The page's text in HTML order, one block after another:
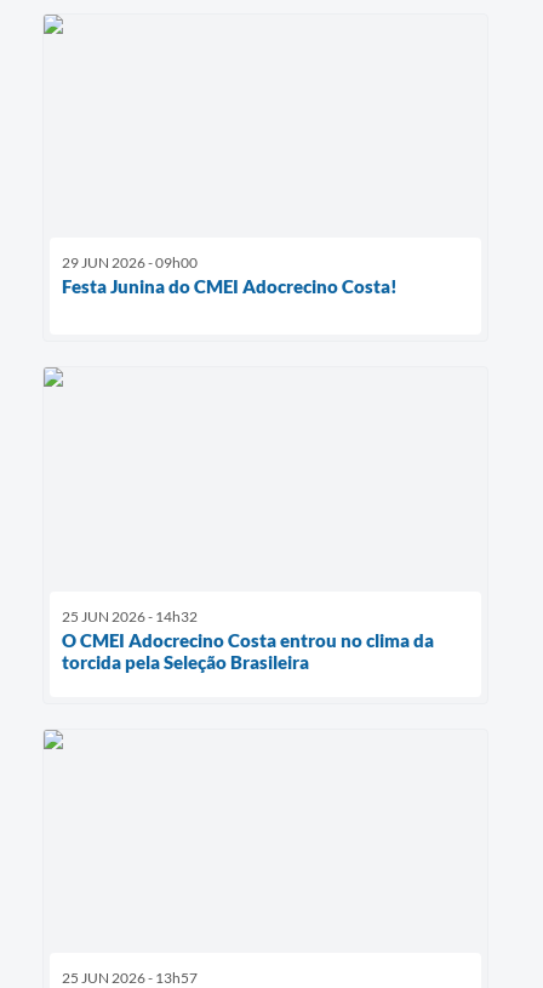
29 JUN 2026 - 09h00
Festa Junina do CMEI Adocrecino Costa!
25 JUN 2026 - 14h32
O CMEI Adocrecino Costa entrou no clima da
torcida pela Seleção Brasileira
25 JUN 2026 - 13h57